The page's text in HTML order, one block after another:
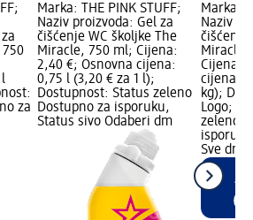
l
za
Marka: THE PINK STUFF;
Naziv proizvoda: Gel za
čišćenje WC školjke The
Miracle, 750 ml; Cijena:
2,40 €; Osnovna cijena:
0,75 l (3,20 € za 1 l);
Dostupnost: Status zeleno
Dostupno za isporuku,
Status sivo Odaberi dm
Marka:
Naziv
čišćenje
Miracle,
Cijena:
cijena:
kg);
Logo;
zeleno
Sve dm